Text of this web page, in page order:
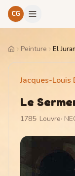
CG
HomePeinture El
Jacques-Louis
Le
1785· Louvre·